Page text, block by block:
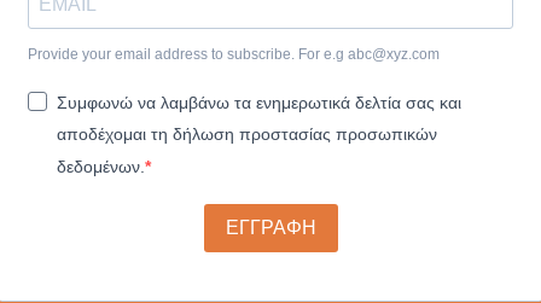
Provide your email address to subscribe. For e.g abc@xyz.com
Συμφωνώ να λαμβάνω τα ενημερωτικά δελτία σας και
αποδέχομαι τη δήλωση προστασίας προσωπικών
δεδομένων.
ΕΓΓΡΑΦΗ